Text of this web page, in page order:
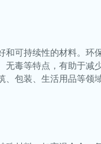
和可持续性的材料。环
无毒等特点，有助于减
、包装、生活用品等领